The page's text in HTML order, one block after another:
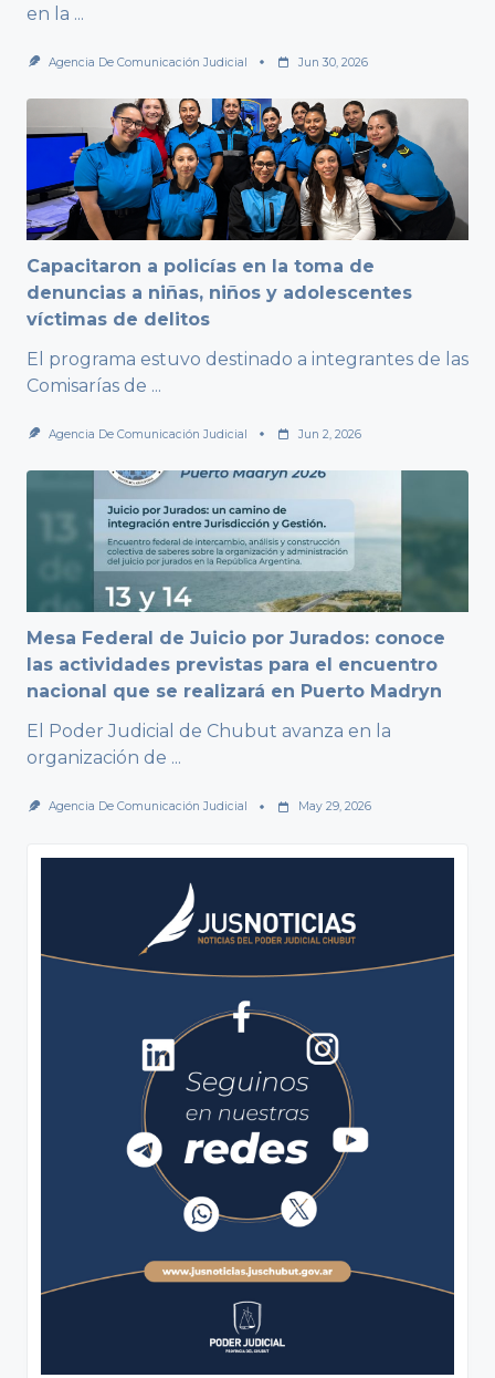
en la ...
Agencia De Comunicación Judicial Jun 30, 2026
Capacitaron a policías en la toma de
denuncias a niñas, niños y adolescentes
víctimas de delitos
El programa estuvo destinado a integrantes de las
Comisarías de ...
Agencia De Comunicación Judicial Jun 2, 2026
Mesa Federal de Juicio por Jurados: conoce
las actividades previstas para el encuentro
nacional que se realizará en Puerto Madryn
El Poder Judicial de Chubut avanza en la
organización de ...
Agencia De Comunicación Judicial May 29, 2026